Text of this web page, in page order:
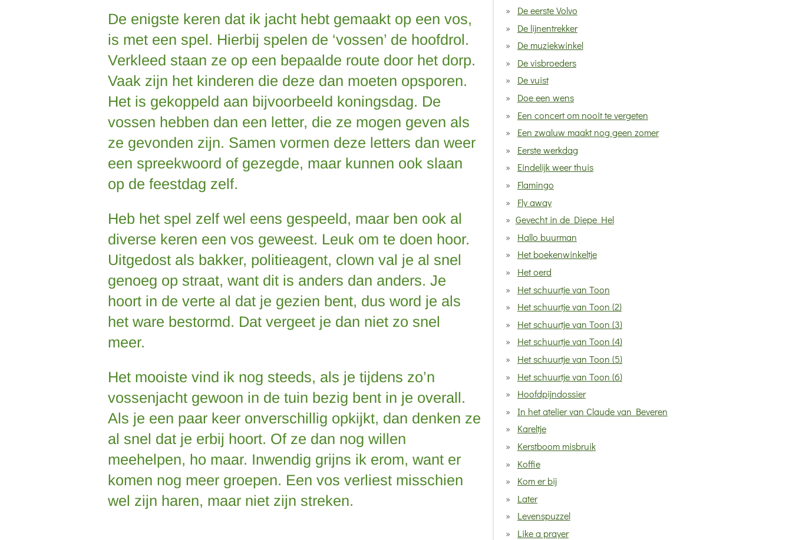
De enigste keren dat ik jacht hebt gemaakt op een vos,
is met een spel. Hierbij spelen de ‘vossen’ de hoofdrol.
Verkleed staan ze op een bepaalde route door het dorp.
Vaak zijn het kinderen die deze dan moeten opsporen.
Het is gekoppeld aan bijvoorbeeld koningsdag. De
vossen hebben dan een letter, die ze mogen geven als
ze gevonden zijn. Samen vormen deze letters dan weer
een spreekwoord of gezegde, maar kunnen ook slaan
op de feestdag zelf.
Heb het spel zelf wel eens gespeeld, maar ben ook al
diverse keren een vos geweest. Leuk om te doen hoor.
Uitgedost als bakker, politieagent, clown val je al snel
genoeg op straat, want dit is anders dan anders. Je
hoort in de verte al dat je gezien bent, dus word je als
het ware bestormd. Dat vergeet je dan niet zo snel
meer.
Het mooiste vind ik nog steeds, als je tijdens zo’n
vossenjacht gewoon in de tuin bezig bent in je overall.
Als je een paar keer onverschillig opkijkt, dan denken ze
al snel dat je erbij hoort. Of ze dan nog willen
meehelpen, ho maar. Inwendig grijns ik erom, want er
komen nog meer groepen. Een vos verliest misschien
wel zijn haren, maar niet zijn streken.
De eerste Volvo
De lijnentrekker
De muziekwinkel
De visbroeders
De vuist
Doe een wens
Een concert om nooit te vergeten
Een zwaluw maakt nog geen zomer
Eerste werkdag
Eindelijk weer thuis
Flamingo
Fly away
Gevecht in de Diepe Hel
Hallo buurman
Het boekenwinkeltje
Het oerd
Het schuurtje van Toon
Het schuurtje van Toon (2)
Het schuurtje van Toon (3)
Het schuurtje van Toon (4)
Het schuurtje van Toon (5)
Het schuurtje van Toon (6)
Hoofdpijndossier
In het atelier van Claude van Beveren
Kareltje
Kerstboom misbruik
Koffie
Kom er bij
Later
Levenspuzzel
Like a prayer